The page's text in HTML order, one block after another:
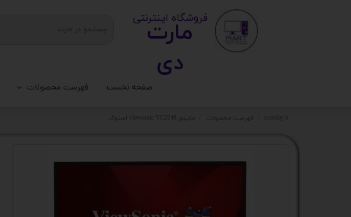
صفحه نخست فهرست محصولات
مارت
دی​​​​​​
​ ​فروشگاه اینترنتی
martday.ir فهرست محصولات مانیتور viewsonic VG2248 استوک